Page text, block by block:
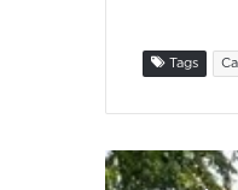
Tags